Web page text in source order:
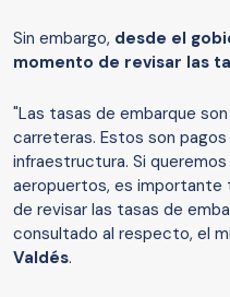
Sin embargo, desde el
momento de revisar las
"Las tasas de embarque
carreteras. Estos son
infraestructura. Si
aeropuertos, es importante
de revisar las tasas de
consultado al respecto, el
Valdés.